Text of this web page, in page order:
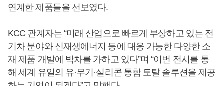
연계한 제품들을 선보였다.
KCC 관계자는 “미래 산업으로 빠르게 부상하고 있는 전
기차 분야와 신재생에너지 등에 대응 가능한 다양한 소
재 제품 개발에 박차를 가하고 있다”며 “이번 전시를 통
해 세계 유일의 유·무기·실리콘 통합 토탈 솔루션을 제공